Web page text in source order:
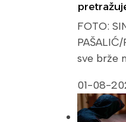
FOTO:
sve brže
01-08-